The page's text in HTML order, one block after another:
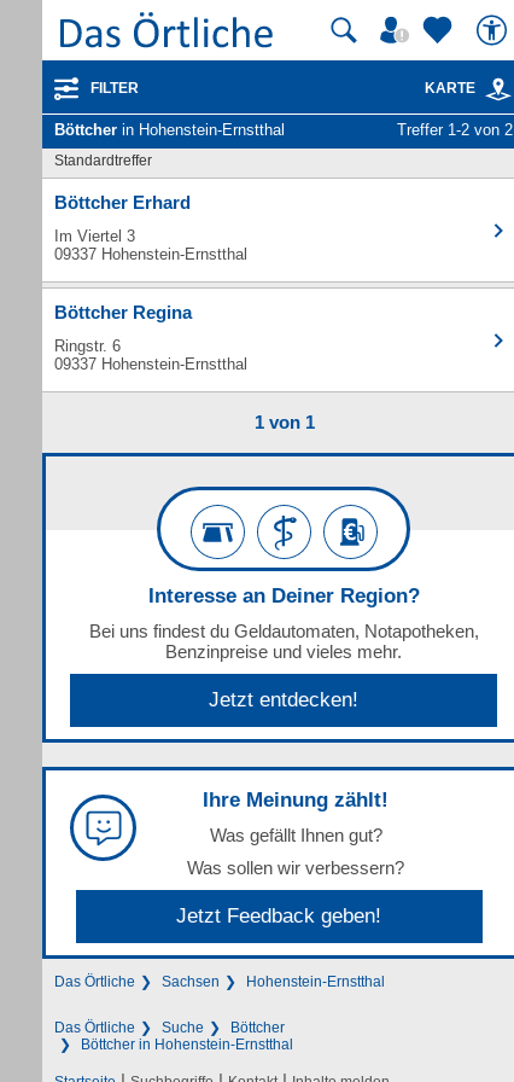
FILTER KARTE
Böttcher in Hohenstein-Ernstthal Treffer 1-2 von 2
Standardtreffer
Böttcher Erhard
Im Viertel 3
09337 Hohenstein-Ernstthal
Böttcher Regina
Ringstr. 6
09337 Hohenstein-Ernstthal
1 von 1
Interesse an Deiner Region?
Bei uns findest du Geldautomaten, Notapotheken,
Benzinpreise und vieles mehr.
Jetzt entdecken!
Ihre Meinung zählt!
Was gefällt Ihnen gut?
Was sollen wir verbessern?
Jetzt Feedback geben!
Das Örtliche Sachsen Hohenstein-Ernstthal
Das Örtliche Suche
Böttcher
Böttcher in Hohenstein-Ernstthal